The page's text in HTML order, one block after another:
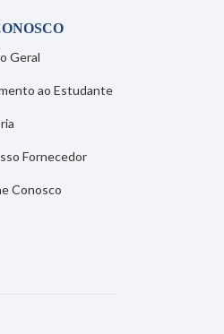
Geral
ao Estudante
Fornecedor
Conosco